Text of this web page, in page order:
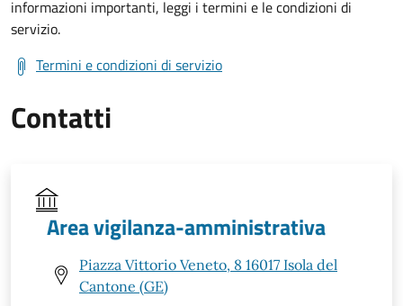
informazioni importanti, leggi i termini e le condizioni di
servizio.
Termini e condizioni di servizio
Contatti
Area vigilanza-amministrativa
Piazza Vittorio Veneto, 8 16017 Isola del
Cantone (GE)